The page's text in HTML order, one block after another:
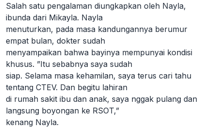
Salah satu pengalaman diungkapkan oleh Nayla,
ibunda dari Mikayla. Nayla
menuturkan, pada masa kandungannya berumur
empat bulan, dokter sudah
menyampaikan bahwa bayinya mempunyai kondisi
khusus. ”Itu sebabnya saya sudah
siap. Selama masa kehamilan, saya terus cari tahu
tentang CTEV. Dan begitu lahiran
di rumah sakit ibu dan anak, saya nggak pulang dan
langsung boyongan ke RSOT,”
kenang Nayla.